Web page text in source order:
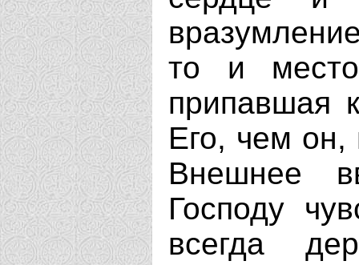
то и
припавшая
Его, чем он,
Внешнее
Господу
всегда